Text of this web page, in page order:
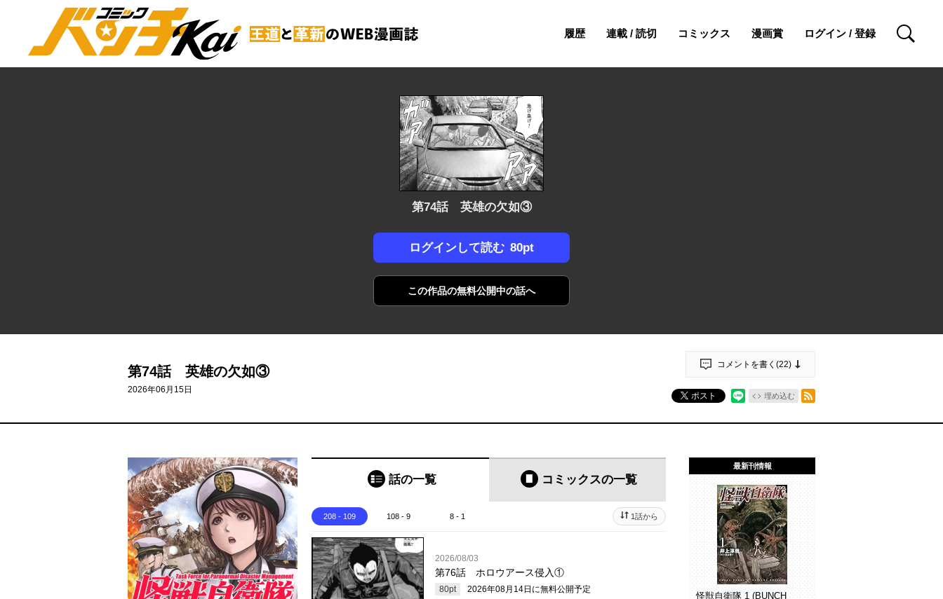
履歴 連載 / 読切 コミックス 漫画賞 ログイン / 登録 検索
第74話 英雄の欠如③
ログインして読む 80pt
この作品の無料公開中の話へ
第74話 英雄の欠如③
2026年06月15日
コメントを書く(22)
ポスト 埋め込む
話の一覧 コミックスの一覧
208 - 109 108 - 9 8 - 1 1話から
2026/08/03
第76話 ホロウアース侵入①
80pt 2026年08月14日 に無料公開予定
最新刊情報
怪獣自衛隊 1 (BUNCH